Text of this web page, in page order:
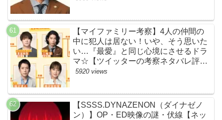
【マイファミリー考察】4人の仲間の
中に犯人は居ない！いや、そう思いた
い…『最愛』と同じ心境にさせるドラ
マ☆【ツイッターの考察ネタバレ評価
黒幕評判感想批判原作犯人キャスト脚
5920 views
【SSSS.DYNAZENON（ダイナゼノ
ン）】OP・ED映像の謎・伏線【ネッ